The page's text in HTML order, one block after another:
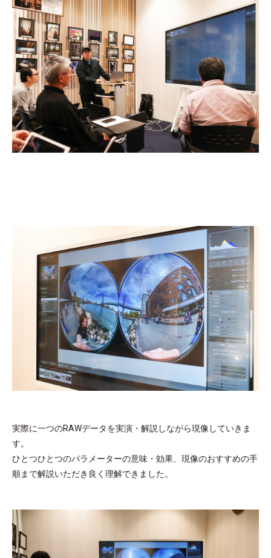
実際に一つのRAWデータを実演・解説しながら現像していきま
す。
ひとつひとつのパラメーターの意味・効果、現像のおすすめの手
順まで解説いただき良く理解できました。